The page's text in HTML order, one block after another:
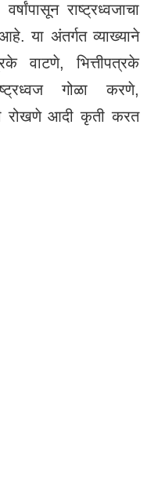
राष्ट्रध्वजाचा
या अंतर्गत व्याख्याने
वाटणे, भित्तीपत्रके
गोळा करणे,
रोखणे आदी कृती करत